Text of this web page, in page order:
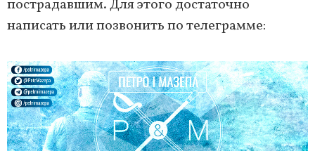
пострадавшим. Для этого достаточно
написать или позвонить по телеграмме: